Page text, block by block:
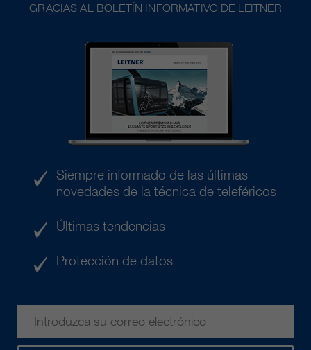
GRACIAS AL BOLETÍN INFORMATIVO DE LEITNER
Siempre informado de las últimas
novedades de la técnica de teleféricos
Últimas tendencias
Protección de datos